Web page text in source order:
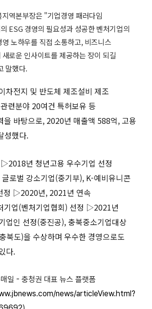
지역본부장은 "기업경영 패러다임
ESG 경영의 필요성과 성공한 벤처기업의
영 노하우를 직접 소통하고, 비즈니스
새로운 인사이트를 제공하는 장이 되길
말했다.
차전지 및 반도체 제조설비 제조
련분야 20여건 특허보유 등
을 바탕으로, 2020년 매출액 588억, 고용
성했다.
년 청년고용 우수기업 선정
로벌 강소기업(중기부), K-예비유니콘
정 ▷2020년, 2021년 연속
기업(벤처기업협회) 선정 ▷2021년
업인 선정(중진공), 충북중소기업대상
북도)을 수상하며 우수한 경영으로도
다.
일 - 충청권 대표 뉴스 플랫폼
news/articleView.html?